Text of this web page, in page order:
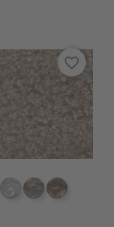
TA5300 BLANC
TA5301 CREME
TA5302 LIN
TA5303
favorite_border